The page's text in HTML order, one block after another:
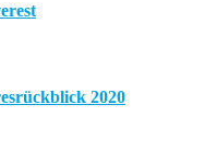
2020